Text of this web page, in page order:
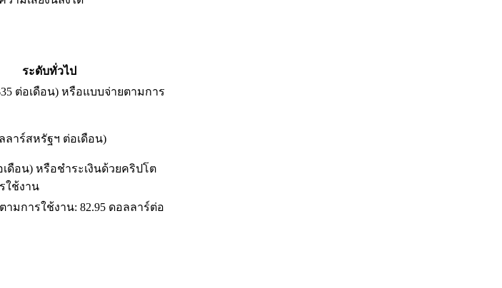
ระดับทั่วไป
ต่อเดือน) หรือแบบจ่ายตามการ
ลาร์สหรัฐฯ ต่อเดือน)
เดือน) หรือชำระเงินด้วยคริปโต
ใช้งาน
ามการใช้งาน: 82.95 ดอลลาร์ต่อ